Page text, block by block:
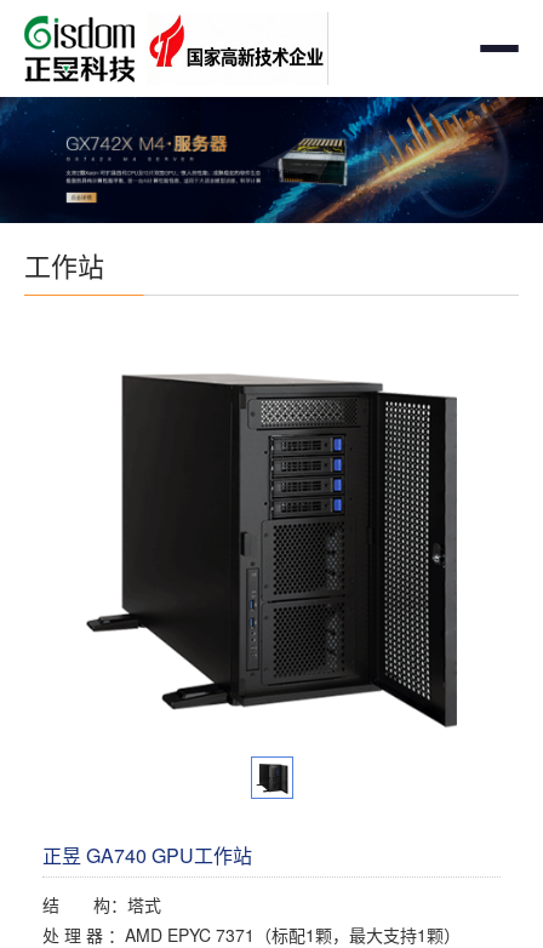
首页
工作站
AMD企业级工作站
Intel 企业级工作站
GPU运算工作站
塔式静音通用工作站
服务器
通用服务器
存储服务器
云游戏服务器
存储
工作站
正昱 GA740 GPU工作站
结 构：塔式
处 理 器 ：AMD EPYC 7371（标配1颗，最大支持1颗）